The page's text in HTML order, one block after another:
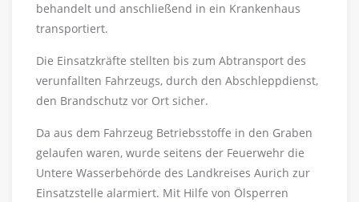
behandelt und anschließend in ein Krankenhaus
transportiert.
Die Einsatzkräfte stellten bis zum Abtransport des
verunfallten Fahrzeugs, durch den Abschleppdienst,
den Brandschutz vor Ort sicher.
Da aus dem Fahrzeug Betriebsstoffe in den Graben
gelaufen waren, wurde seitens der Feuerwehr die
Untere Wasserbehörde des Landkreises Aurich zur
Einsatzstelle alarmiert. Mit Hilfe von Ölsperren